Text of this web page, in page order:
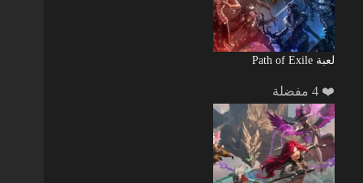
لعبة Path of Exile
❤️ 4 مفضلة